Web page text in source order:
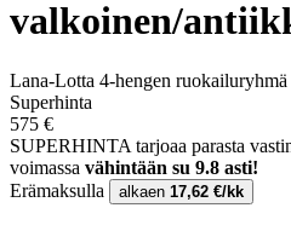
valkoinen/
Lana-Lotta 4-hengen ruokailuryhmä
Superhinta
575 €
SUPERHINTA tarjoaa parasta
voimassa vähintään su 9.8 asti!
Erämaksulla
alkaen 17,62 €/kk